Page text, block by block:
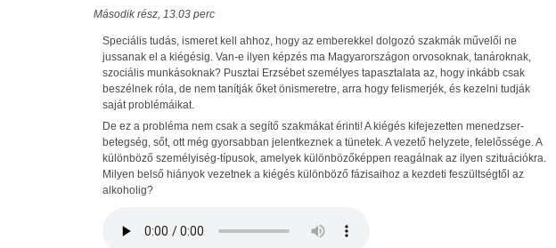
Második rész, 13.03 perc
Speciális tudás, ismeret kell ahhoz, hogy az emberekkel dolgozó szakmák művelői ne
jussanak el a kiégésig. Van-e ilyen képzés ma Magyarországon orvosoknak, tanároknak,
szociális munkásoknak? Pusztai Erzsébet személyes tapasztalata az, hogy inkább csak
beszélnek róla, de nem tanítják őket önismeretre, arra hogy felismerjék, és kezelni tudják
saját problémáikat.
De ez a probléma nem csak a segítő szakmákat érinti! A kiégés kifejezetten menedzser-
betegség, sőt, ott még gyorsabban jelentkeznek a tünetek. A vezető helyzete, felelőssége. A
különböző személyiség-típusok, amelyek különbözőképpen reagálnak az ilyen szituációkra.
Milyen belső hiányok vezetnek a kiégés különböző fázisaihoz a kezdeti feszültségtől az
alkoholig?